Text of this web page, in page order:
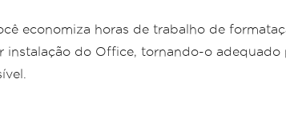
economiza horas de trabalho de
instalação do Office, tornando-o